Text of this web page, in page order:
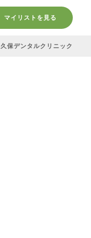
マイリストを見る
久保デンタルクリニック